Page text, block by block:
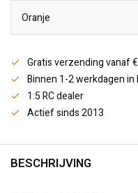
Oranje
Gratis verzending vanaf
Binnen 1-2 werkdagen in
1:5 RC dealer
Actief sinds 2013
BESCHRIJVING